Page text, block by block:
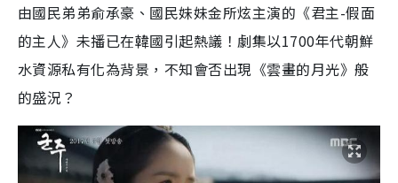
由國民弟弟俞承豪、國民妹妹金所炫主演的《君主-假面
的主人》未播已在韓國引起熱議！劇集以1700年代朝鮮
水資源私有化為背景，不知會否出現《雲畫的月光》般
的盛況？